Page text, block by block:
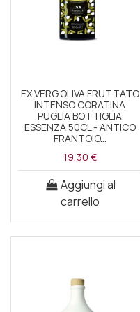
EX.VERG.OLIVA FRUTTATO
INTENSO CORATINA
PUGLIA BOTTIGLIA
ESSENZA 50CL - ANTICO
FRANTOIO...
19,30 €
Aggiungi al
carrello